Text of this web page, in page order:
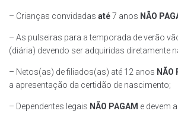
– Crianças convidadas até7 anos NÃO
– As pulseiras para a temporada de verão
(diária) devendo ser adquiridas diretamente
– Netos(as) de filiados(as) até 12 anos NÃO
a apresentação da certidão de nascimento;
– Dependentes legais NÃO PAGAM e devem